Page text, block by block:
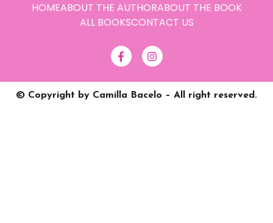
HOMEABOUT THE AUTHORABOUT THE BOOK
ALL BOOKSCONTACT US
© Copyright by Camilla Bacelo – All right reserved.